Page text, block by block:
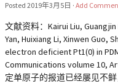
Posted 2019年3月5日 · Add
文献资料：Kairui Liu,
Yan, Huixiang Li, Xinwen Guo,
electron deficient Pt1(0) in
Communications volume 10,
定单原子的报道已经屡见不